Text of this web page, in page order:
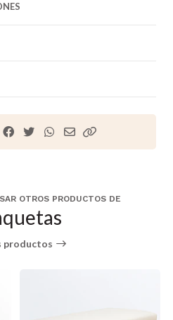
OTROS PRODUCTOS DE
productos